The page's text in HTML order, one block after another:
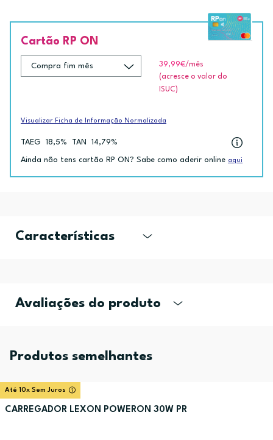
Cartão RP ON
39,99€/mês
(acresce o valor do
ISUC)
Visualizar Ficha de Informação Normalizada
TAEG 18,5% TAN 14,79%
Ainda não tens cartão RP ON? Sabe como aderir online aqui
Características
Avaliações do produto
Produtos semelhantes
Até 10x Sem Juros
CARREGADOR LEXON POWERON 30W PR